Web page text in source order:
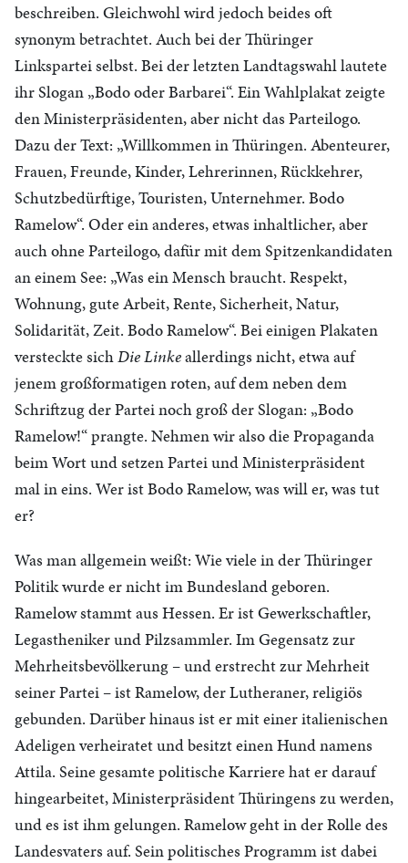
beschreiben. Gleichwohl wird jedoch beides oft
synonym betrachtet. Auch bei der Thüringer
Linkspartei selbst. Bei der letzten Landtagswahl lautete
ihr Slogan „Bodo oder Barbarei“. Ein Wahlplakat zeigte
den Ministerpräsidenten, aber nicht das Parteilogo.
Dazu der Text: „Willkommen in Thüringen. Abenteurer,
Frauen, Freunde, Kinder, Lehrerinnen, Rückkehrer,
Schutzbedürftige, Touristen, Unternehmer. Bodo
Ramelow“. Oder ein anderes, etwas inhaltlicher, aber
auch ohne Parteilogo, dafür mit dem Spitzenkandidaten
an einem See: „Was ein Mensch braucht. Respekt,
Wohnung, gute Arbeit, Rente, Sicherheit, Natur,
Solidarität, Zeit. Bodo Ramelow“. Bei einigen Plakaten
versteckte sichDie Linkeallerdings nicht, etwa auf
jenem großformatigen roten, auf dem neben dem
Schriftzug der Partei noch groß der Slogan: „Bodo
Ramelow!“ prangte. Nehmen wir also die Propaganda
beim Wort und setzen Partei und Ministerpräsident
mal in eins. Wer ist Bodo Ramelow, was will er, was tut
er?
Was man allgemein weißt: Wie viele in der Thüringer
Politik wurde er nicht im Bundesland geboren.
Ramelow stammt aus Hessen. Er ist Gewerkschaftler,
Legastheniker und Pilzsammler. Im Gegensatz zur
Mehrheitsbevölkerung – und erstrecht zur Mehrheit
seiner Partei – ist Ramelow, der Lutheraner, religiös
gebunden. Darüber hinaus ist er mit einer italienischen
Adeligen verheiratet und besitzt einen Hund namens
Attila. Seine gesamte politische Karriere hat er darauf
hingearbeitet, Ministerpräsident Thüringens zu werden,
und es ist ihm gelungen. Ramelow geht in der Rolle des
Landesvaters auf. Sein politisches Programm ist dabei